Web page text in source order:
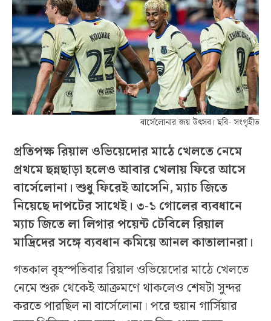
বার্সেলোনার জয় উৎসব। ছবি- সংগৃহীত
প্রতিপক্ষ রিয়াল ওভিয়েদোর মাঠে খেলতে নেমে
প্রথমে ছন্নছাড়া হলেও আবার খেলায় ফিরে আসে
বার্সেলোনা। শুধু ফিরেই আসেনি, ম্যাচ জিতে
নিয়েছে দাপটের সাথেই। ৩-১ গোলের ব্যবধানে
ম্যাচ জিতে লা লিগার পয়েন্ট টেবিলে রিয়াল
মাদ্রিদের সঙ্গে ব্যবধান কমিয়ে আনল কাতালানরা।
গতকাল বৃহস্পতিবার রিয়াল ওভিয়েদোর মাঠে খেলতে
নেমে শুরু থেকেই আক্রমণে থাকলেও শেষটা সুন্দর
করতে পারছিল না বার্সেলোনা। পরে হুয়ান গার্সিয়ার